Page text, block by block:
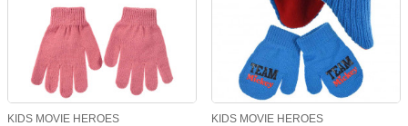
KIDS MOVIE HEROES KIDS MOVIE HEROES